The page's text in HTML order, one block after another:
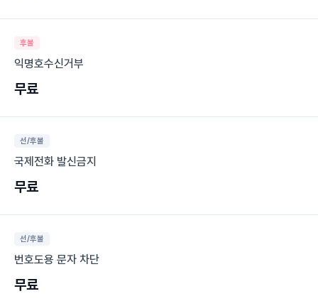
후불
익명호수신거부
무료
선/후불
국제전화 발신금지
무료
선/후불
번호도용 문자 차단
무료